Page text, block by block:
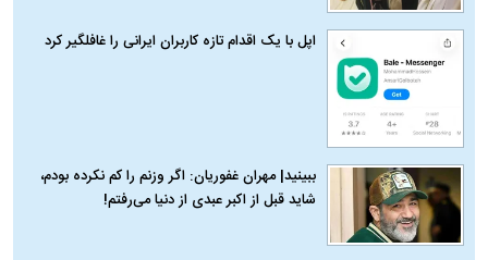
اپل با یک اقدام تازه کاربران ایرانی را غافلگیر کرد
ببینید| مهران غفوریان: اگر وزنم را کم نکرده بودم،
شاید قبل از اکبر عبدی از دنیا می‌رفتم!